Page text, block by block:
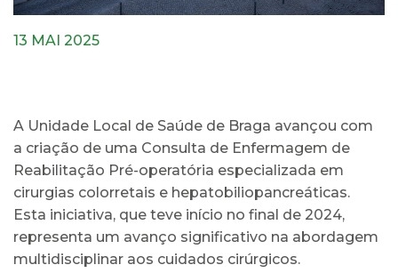
13 MAI 2025
A Unidade Local de Saúde de Braga avançou com
a criação de uma Consulta de Enfermagem de
Reabilitação Pré-operatória especializada em
cirurgias colorretais e hepatobiliopancreáticas.
Esta iniciativa, que teve início no final de 2024,
representa um avanço significativo na abordagem
multidisciplinar aos cuidados cirúrgicos.